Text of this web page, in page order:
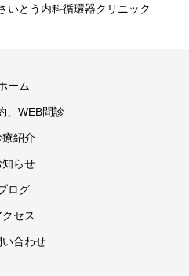
とう内科循環器クリニック
ーム
、WEB問診
療紹介
知らせ
ログ
クセス
い合わせ